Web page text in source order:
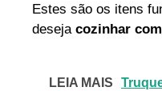
Estes são os itens
deseja cozinhar
LEIA MAIS